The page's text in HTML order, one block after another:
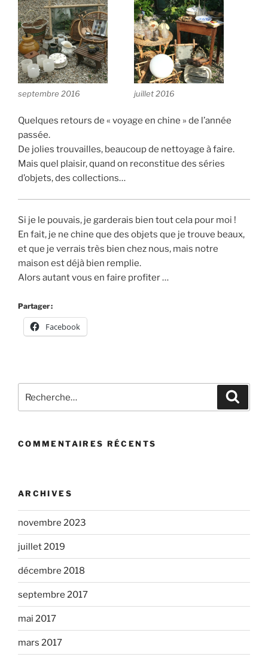
septembre 2016 juillet 2016
Quelques retours de « voyage en chine » de l’année
passée.
De jolies trouvailles, beaucoup de nettoyage à faire.
Mais quel plaisir, quand on reconstitue des séries
d’objets, des collections…
Si je le pouvais, je garderais bien tout cela pour moi !
En fait, je ne chine que des objets que je trouve beaux,
et que je verrais très bien chez nous, mais notre
maison est déjà bien remplie.
Alors autant vous en faire profiter …
Partager :
Facebook
pour
COMMENTAIRES RÉCENTS
ARCHIVES
novembre 2023
juillet 2019
décembre 2018
septembre 2017
mai 2017
mars 2017